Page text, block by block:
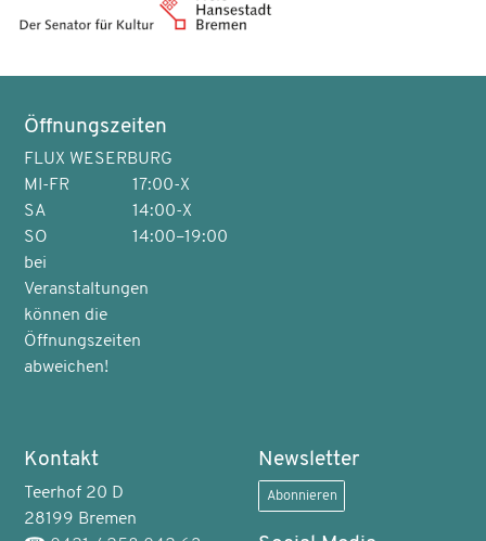
Öffnungszeiten
FLUX WESERBURG
MI-FR
17:00-X
SA
14:00-X
SO
14:00–19:00
bei
Veranstaltungen
können die
Öffnungszeiten
abweichen!
Kontakt
Teerhof 20 D
28199 Bremen
Newsletter
Abonnieren